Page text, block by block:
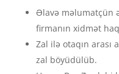
Əlavə məlumatçün
firmanın xidmət
Zal ilə otaqın arası
zal böyüdülüb.